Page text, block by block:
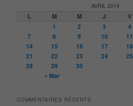
AVRIL 2014
L M M J V
1
2 3 4
7
8 9 10 11
14
15 16 17 18
21
22 23 24 25
28
29
30
« Mar
COMMENTAIRES RÉCENTS